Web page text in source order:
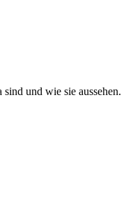
und wie sie aussehen.